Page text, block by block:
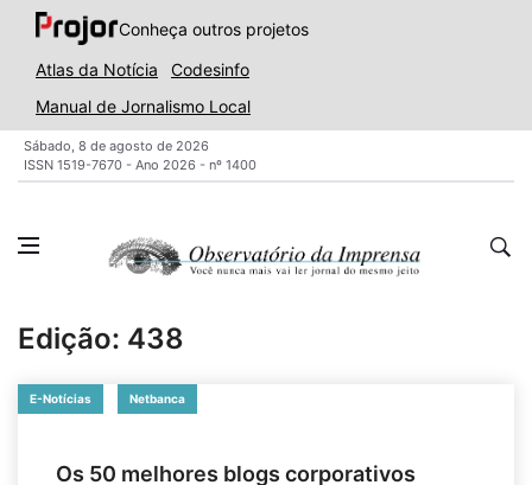
Conheça outros projetos
Atlas da Notícia
Codesinfo
Manual de Jornalismo Local
Sábado, 8 de agosto de 2026
ISSN 1519-7670 - Ano 2026 - nº 1400
Edição: 438
E-Notícias Netbanca
Os 50 melhores blogs corporativos